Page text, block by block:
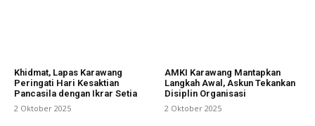
Khidmat, Lapas Karawang
Peringati Hari Kesaktian
Pancasila dengan Ikrar Setia
2 Oktober 2025
AMKI Karawang Mantapkan
Langkah Awal, Askun Tekankan
Disiplin Organisasi
2 Oktober 2025